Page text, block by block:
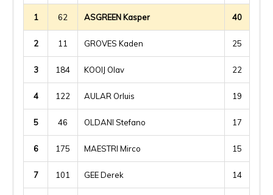
1 62 ASGREEN Kasper 40
2 11 GROVES Kaden 25
3 184 KOOIJ Olav 22
4 122 AULAR Orluis 19
5 46 OLDANI Stefano 17
6 175 MAESTRI Mirco 15
7 101 GEE Derek 14